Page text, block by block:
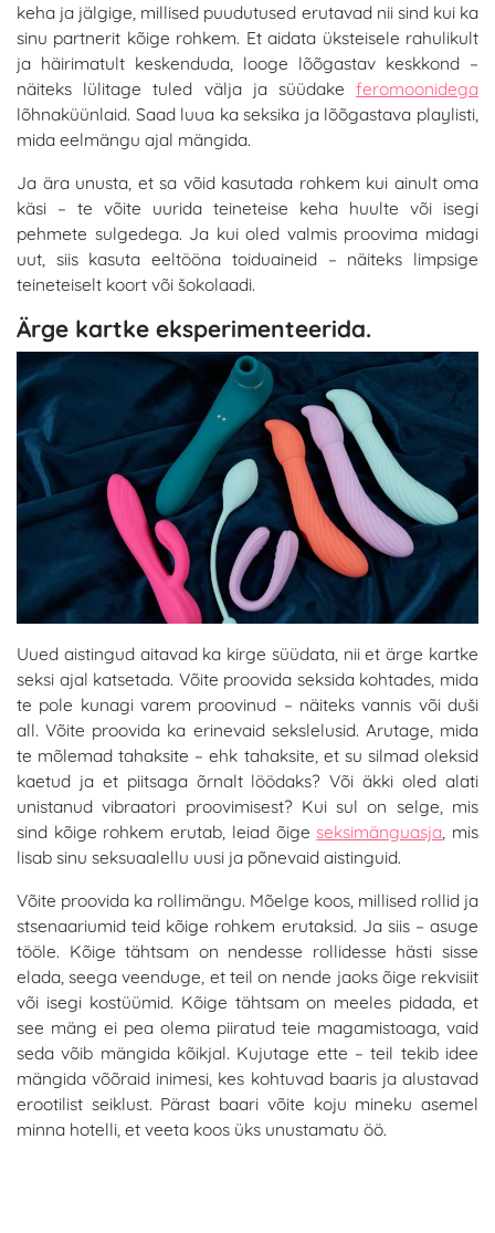
keha ja jälgige, millised puudutused erutavad nii sind kui ka
sinu partnerit kõige rohkem. Et aidata üksteisele rahulikult
ja häirimatult keskenduda, looge lõõgastav keskkond –
näiteks lülitage tuled välja ja süüdake feromoonidega
lõhnaküünlaid. Saad luua ka seksika ja lõõgastava playlisti,
mida eelmängu ajal mängida.
Ja ära unusta, et sa võid kasutada rohkem kui ainult oma
käsi – te võite uurida teineteise keha huulte või isegi
pehmete sulgedega. Ja kui oled valmis proovima midagi
uut, siis kasuta eeltööna toiduaineid – näiteks limpsige
teineteiselt koort või šokolaadi.
Ärge kartke eksperimenteerida.
Uued aistingud aitavad ka kirge süüdata, nii et ärge kartke
seksi ajal katsetada. Võite proovida seksida kohtades, mida
te pole kunagi varem proovinud – näiteks vannis või duši
all. Võite proovida ka erinevaid sekslelusid. Arutage, mida
te mõlemad tahaksite – ehk tahaksite, et su silmad oleksid
kaetud ja et piitsaga õrnalt löödaks? Või äkki oled alati
unistanud vibraatori proovimisest? Kui sul on selge, mis
sind kõige rohkem erutab, leiad õigeseksimänguasja, mis
lisab sinu seksuaalellu uusi ja põnevaid aistinguid.
Võite proovida ka rollimängu. Mõelge koos, millised rollid ja
stsenaariumid teid kõige rohkem erutaksid. Ja siis – asuge
tööle. Kõige tähtsam on nendesse rollidesse hästi sisse
elada, seega veenduge, et teil on nende jaoks õige rekvisiit
või isegi kostüümid. Kõige tähtsam on meeles pidada, et
see mäng ei pea olema piiratud teie magamistoaga, vaid
seda võib mängida kõikjal. Kujutage ette – teil tekib idee
mängida võõraid inimesi, kes kohtuvad baaris ja alustavad
erootilist seiklust. Pärast baari võite koju mineku asemel
minna hotelli, et veeta koos üks unustamatu öö.